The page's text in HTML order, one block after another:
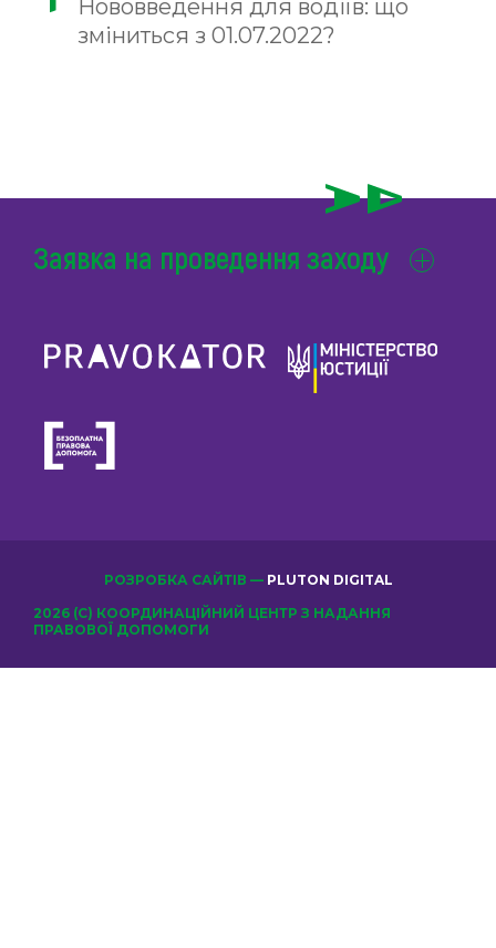
Нововведення для водіїв: що
зміниться з 01.07.2022?
Заявка на проведення заходу
ОБЕРІТЬ КЛУБ
2026 (С) КООРДИНАЦІЙНИЙ ЦЕНТР З НАДАННЯ
ПРАВОВОЇ ДОПОМОГИ
РОЗРОБКА САЙТІВ — PLUTON DIGITAL